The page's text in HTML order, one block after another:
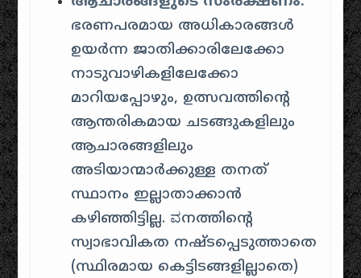
ഭരണപരമായ അധികാരങ്ങൾ
ഉയർന്ന ജാതിക്കാരിലേക്കോ
നാടുവാഴികളിലേക്കോ
മാറിയപ്പോഴും, ഉത്സവത്തിന്റെ
ആന്തരികമായ ചടങ്ങുകളിലും
ആചാരങ്ങളിലും
അടിയാന്മാർക്കുള്ള തനത്
സ്ഥാനം ഇല്ലാതാക്കാൻ
കഴിഞ്ഞിട്ടില്ല. ವനത്തിന്റെ
സ്വാഭാവികത നഷ്ടപ്പെടുത്താതെ
(സ്ഥിരമായ കെട്ടിടങ്ങളില്ലാതെ)